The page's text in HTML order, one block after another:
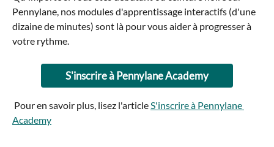
Pennylane, nos modules d'apprentissage interactifs (d'une
dizaine de minutes) sont là pour vous aider à progresser à
votre rythme.
S'inscrire à Pennylane Academy
Pour en savoir plus, lisez l'article S'inscrire à Pennylane
Academy